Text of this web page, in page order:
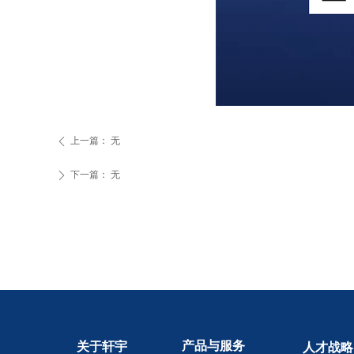
ꄴ 上一篇： 无
ꄲ 下一篇： 无
关于轩宇 产品与服务 人才战略